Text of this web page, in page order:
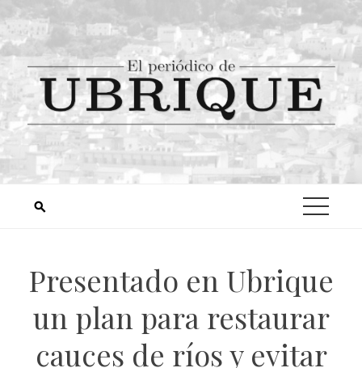
Presentado en Ubrique
un plan para restaurar
cauces de ríos y evitar